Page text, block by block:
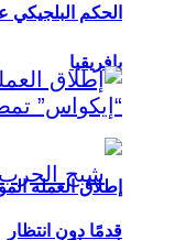
بإفريقيا
الحكم البلجيكي
قدمًا دون انتظار